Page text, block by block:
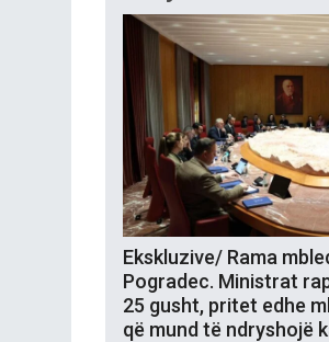
Ekskluzive/ Rama
Pogradec. Ministrat
25 gusht, pritet edhe
që mund të ndryshojë